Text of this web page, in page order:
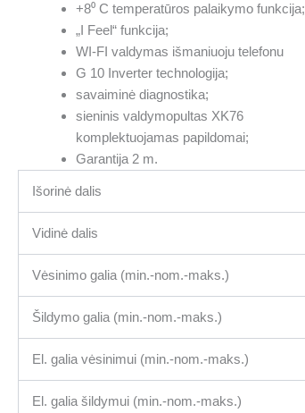
+8⁰ C temperatūros palaikymo funkcija;
„I Feel“ funkcija;
WI-FI valdymas išmaniuoju telefonu
G 10 Inverter technologija;
savaiminė diagnostika;
sieninis valdymopultas XK76
komplektuojamas papildomai;
Garantija 2 m.
Išorinė dalis
Vidinė dalis
Vėsinimo galia (min.-nom.-maks.)
Šildymo galia (min.-nom.-maks.)
El. galia vėsinimui (min.-nom.-maks.)
El. galia šildymui (min.-nom.-maks.)